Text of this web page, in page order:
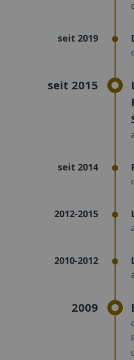
seit 2019
seit 2015
seit 2014
2012-2015
2010-2012
2009